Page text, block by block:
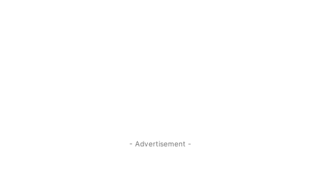
- Advertisement -